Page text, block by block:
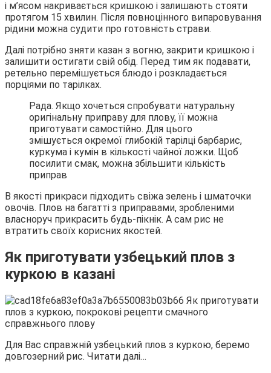
і м’ясом накривається кришкою і залишають стояти
протягом 15 хвилин. Після повноцінного випаровування
рідини можна судити про готовність страви.
Далі потрібно зняти казан з вогню, закрити кришкою і
залишити остигати свій обід. Перед тим як подавати,
ретельно перемішується блюдо і розкладається
порціями по тарілках.
Рада. Якщо хочеться спробувати натуральну
оригінальну приправу для плову, її можна
приготувати самостійно. Для цього
змішується окремої глибокій тарілці барбарис,
куркума і кумін в кількості чайної ложки. Щоб
посилити смак, можна збільшити кількість
приправ
В якості прикраси підходить свіжа зелень і шматочки
овочів. Плов на багатті з приправами, зробленими
власноруч прикрасить будь-пікнік. А сам рис не
втратить своїх корисних якостей.
Як приготувати узбецький плов з
куркою в казані
Для Вас справжній узбецький плов з куркою, беремо
довгозерний рис. Читати далі…